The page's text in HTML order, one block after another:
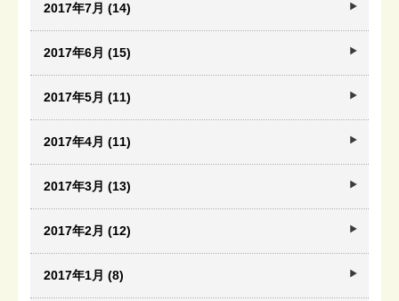
2017年7月 (14)
2017年6月 (15)
2017年5月 (11)
2017年4月 (11)
2017年3月 (13)
2017年2月 (12)
2017年1月 (8)